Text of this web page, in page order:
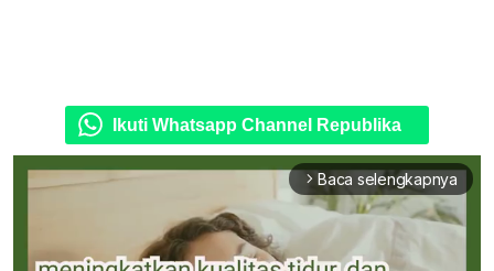
Ikuti Whatsapp Channel Republika
arrow_forward_ios Baca selengkapnya